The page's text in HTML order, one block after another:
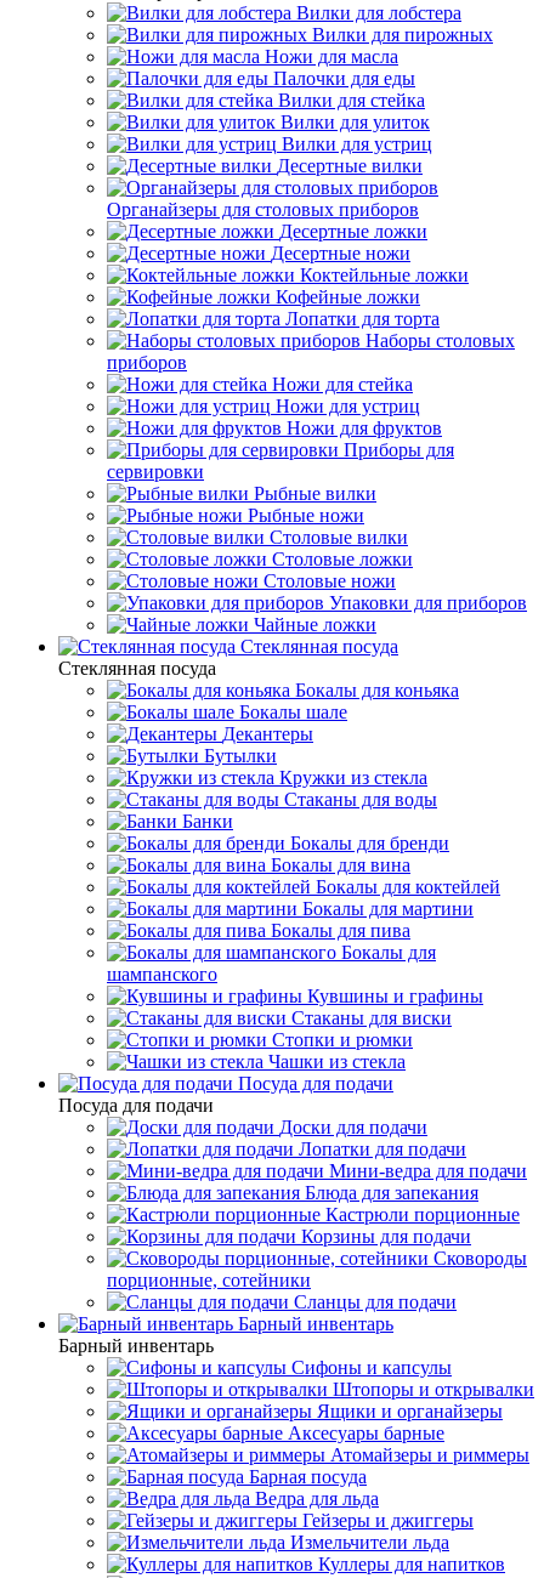
Вилки для лобстера
Вилки для пирожных
Ножи для масла
Палочки для еды
Вилки для стейка
Вилки для улиток
Вилки для устриц
Десертные вилки
Органайзеры для столовых приборов
Десертные ложки
Десертные ножи
Коктейльные ложки
Кофейные ложки
Лопатки для торта
Наборы столовых
приборов
Ножи для стейка
Ножи для устриц
Ножи для фруктов
Приборы для
сервировки
Рыбные вилки
Рыбные ножи
Столовые вилки
Столовые ложки
Столовые ножи
Упаковки для приборов
Чайные ложки
Стеклянная посуда
Стеклянная посуда
Бокалы для коньяка
Бокалы шале
Декантеры
Бутылки
Кружки из стекла
Стаканы для воды
Банки
Бокалы для бренди
Бокалы для вина
Бокалы для коктейлей
Бокалы для мартини
Бокалы для пива
Бокалы для
шампанского
Кувшины и графины
Стаканы для виски
Стопки и рюмки
Чашки из стекла
Посуда для подачи
Посуда для подачи
Доски для подачи
Лопатки для подачи
Мини-ведра для подачи
Блюда для запекания
Кастрюли порционные
Корзины для подачи
Сковороды
порционные, сотейники
Сланцы для подачи
Барный инвентарь
Барный инвентарь
Сифоны и капсулы
Штопоры и открывалки
Ящики и органайзеры
Аксесуары барные
Атомайзеры и риммеры
Барная посуда
Ведра для льда
Гейзеры и джиггеры
Измельчители льда
Куллеры для напитков